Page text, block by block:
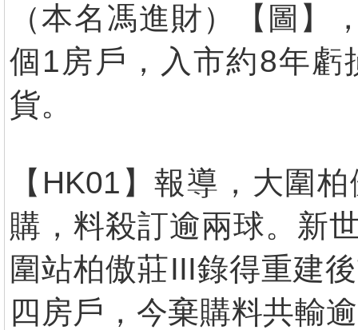
（本名馮進財）【圖】
個1房戶，入市約8年虧
貨。
【HK01】報導，大圍
購，料殺訂逾兩球。新
圍站柏傲莊III錄得重建
四房戶，今棄購料共輸